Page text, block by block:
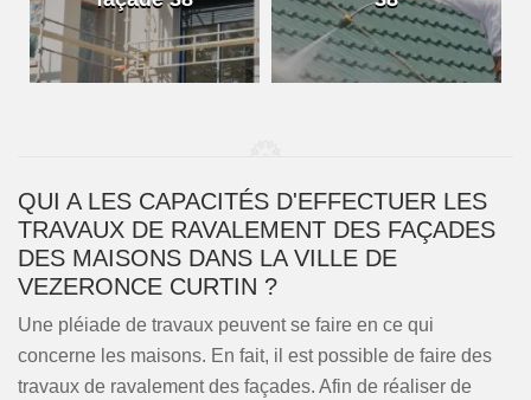
QUI A LES CAPACITÉS D'EFFECTUER LES
TRAVAUX DE RAVALEMENT DES FAÇADES
DES MAISONS DANS LA VILLE DE
VEZERONCE CURTIN ?
Une pléiade de travaux peuvent se faire en ce qui
concerne les maisons. En fait, il est possible de faire des
travaux de ravalement des façades. Afin de réaliser de